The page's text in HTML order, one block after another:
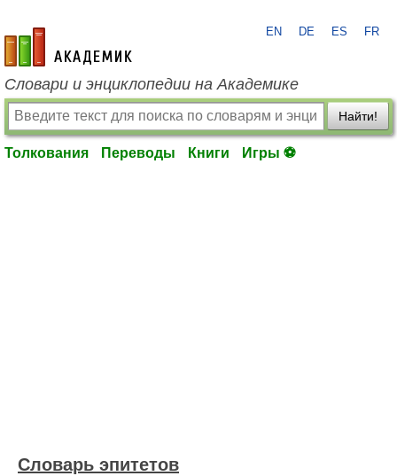
academic.ru
EN DE ES FR
Словари и энциклопедии на Академике
Найти!
Толкования Переводы Книги Игры ⚽
Словарь эпитетов